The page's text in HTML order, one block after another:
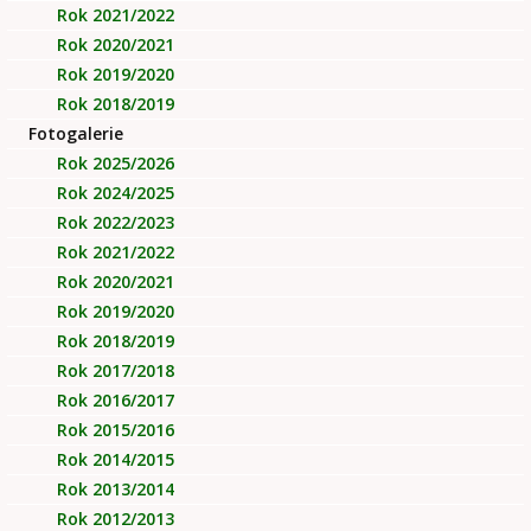
Rok 2021/2022
Rok 2020/2021
Rok 2019/2020
Rok 2018/2019
Fotogalerie
Rok 2025/2026
Rok 2024/2025
Rok 2022/2023
Rok 2021/2022
Rok 2020/2021
Rok 2019/2020
Rok 2018/2019
Rok 2017/2018
Rok 2016/2017
Rok 2015/2016
Rok 2014/2015
Rok 2013/2014
Rok 2012/2013